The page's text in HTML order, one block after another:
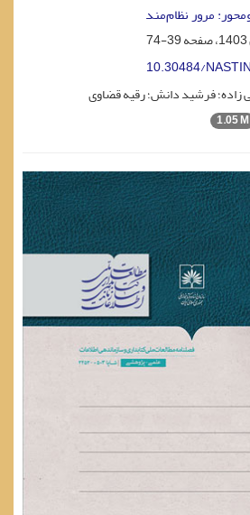
مرور نظام‌مند
39-74
10.30484/
زاده؛ فرشید دانش؛ رقیه قضاوی
1.05 M